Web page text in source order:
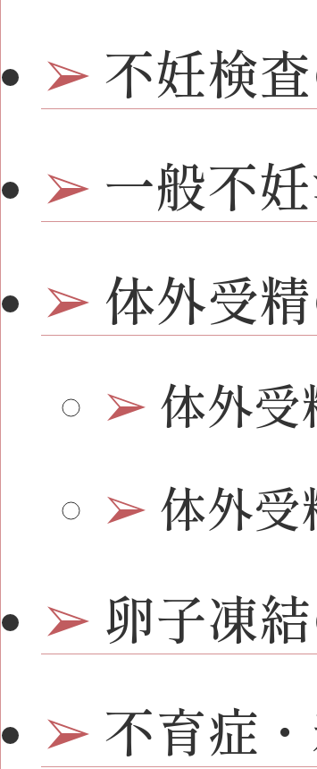
不妊検
一般不
体外受
体外
体外
卵子凍
不育症